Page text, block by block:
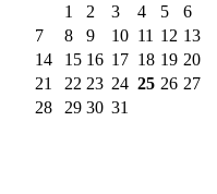
1
2 3 4 5
6
7
8 9 10 11 12 13
14
15 16 17 18 19 20
21
22 23 24 25 26 27
28
29 30 31